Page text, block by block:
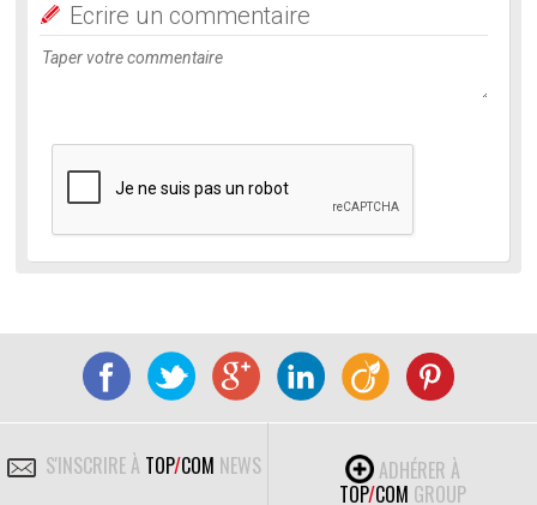
Ecrire un commentaire
S'INSCRIRE À TOP/COM NEWS
ADHÉRER À
TOP/COM GROUP